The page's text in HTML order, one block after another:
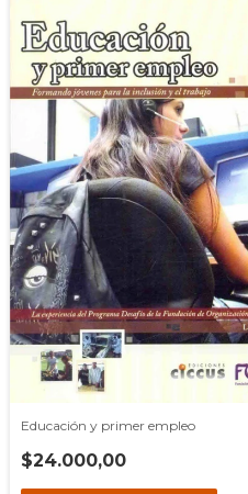
Educación y primer empleo
$24.000,00